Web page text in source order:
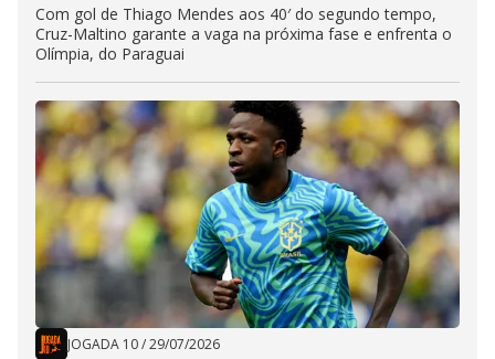
Com gol de Thiago Mendes aos 40′ do segundo tempo,
Cruz-Maltino garante a vaga na próxima fase e enfrenta o
Olímpia, do Paraguai
JOGADA 10/29/07/2026